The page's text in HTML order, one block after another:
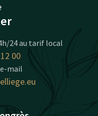
24 au tarif local
00
mail